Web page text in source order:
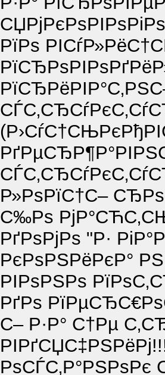
РїРѕ
Р»РѕРїС†С–
С‰Рѕ
РґРѕРјРѕ "Р·
РєРѕРЅРёРєР°
РІРѕРЅРѕ
РґРѕ
С– Р·Р° С†Рµ